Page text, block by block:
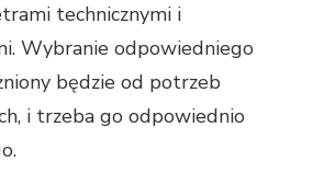
technicznymi i
Wybranie odpowiedniego
będzie od potrzeb
i trzeba go odpowiednio